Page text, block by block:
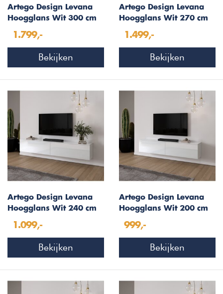
Artego Design Levana
Hoogglans Wit 300 cm
1.799,-
Bekijken
Artego Design Levana
Hoogglans Wit 270 cm
1.499,-
Bekijken
Artego Design Levana
Hoogglans Wit 240 cm
1.099,-
Bekijken
Artego Design Levana
Hoogglans Wit 200 cm
999,-
Bekijken